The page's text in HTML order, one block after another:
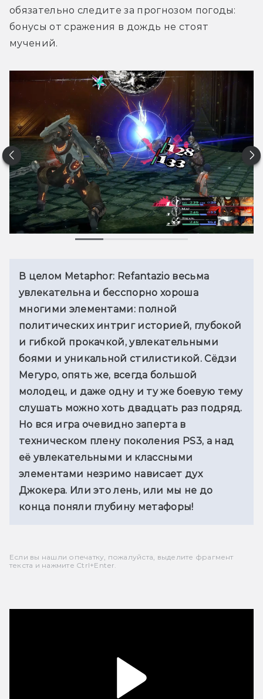
обязательно следите за прогнозом погоды:
бонусы от сражения в дождь не стоят
мучений.
В целом Metaphor: Refantazio весьма
увлекательна и бесспорно хороша
многими элементами: полной
политических интриг историей, глубокой
и гибкой прокачкой, увлекательными
боями и уникальной стилистикой. Сёдзи
Мегуро, опять же, всегда большой
молодец, и даже одну и ту же боевую тему
слушать можно хоть двадцать раз подряд.
Но вся игра очевидно заперта в
техническом плену поколения PS3, а над
её увлекательными и классными
элементами незримо нависает дух
Джокера. Или это лень, или мы не до
конца поняли глубину метафоры!
Если вы нашли опечатку, пожалуйста, выделите фрагмент
текста и нажмите Ctrl+Enter.